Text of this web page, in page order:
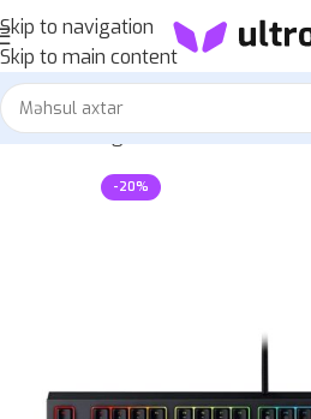
Skip to navigation
Skip to main content
Home»Mağaza»Razer
-20%